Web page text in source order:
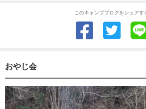
このキャンプブログをシェアす
おやじ会